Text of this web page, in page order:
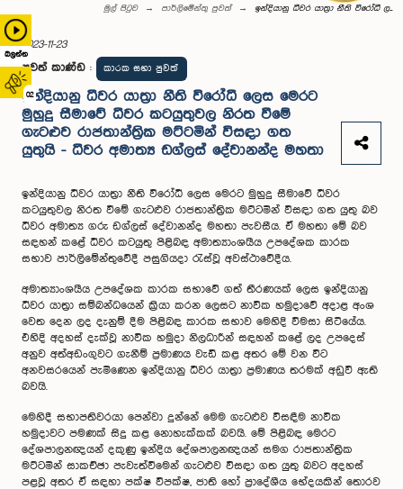
බලන්න
02
මුල් පිටුව පාර්ලි‌මේන්තු පුවත් ඉන්දියානු ධීවර යාත්‍රා නීති විරෝධී ල...
2023-11-23
පුවත් කාණ්ඩ : කාරක සභා පුවත්
ඉන්දියානු ධීවර යාත්‍රා නීති විරෝධී ලෙස මෙරට
මුහුදු සීමාවේ ධීවර කටයුතුවල නිරත වීමේ
ගැටළුව රාජතාන්ත්‍රික මට්ටමින් විසඳා ගත
යුතුයි - ධීවර අමාත්‍ය ඩග්ලස් දේවානන්ද මහතා
ඉන්දියානු ධීවර යාත්‍රා නීති විරෝධී ලෙස මෙරට මුහුදු සීමාවේ ධීවර
කටයුතුවල නිරත වීමේ ගැටළුව රාජතාන්ත්‍රික මට්ටමින් විසඳා ගත යුතු බව
ධීවර අමාත්‍ය ගරු ඩග්ලස් දේවානන්ද මහතා පැවසීය. ඒ මහතා මේ බව
සඳහන් කළේ ධීවර කටයුතු පිළිබඳ අමාත්‍යාංශයීය උපදේශක කාරක
සභාව පාර්ලිමේන්තුවේදී පසුගියදා රැස්වූ අවස්ථාවේදීය.
අමාත්‍යාංශයීය උපදේශක කාරක සභාවේ ගත් තීරණයක් ලෙස ඉන්දියානු
ධීවර යාත්‍රා සම්බන්ධයෙන් ක්‍රියා කරන ලෙසට නාවික හමුදාවේ අදාළ අංශ
වෙත දෙන ලද දැනුම් දීම පිළිබඳ ‍කාරක සභාව මෙහිදි විමසා සිටියේය.
එහිදි අදහස් දැක්වූ නාවික හමුදා නිලධාරීන් සඳහන් කළේ ලද උපදෙස්
අනුව අත්අඩංගුවට ගැනීම් ප්‍රමාණය වැඩි කළ අතර මේ වන විට
අනවසරයෙන් පැමිණෙන ඉන්දියානු ධීවර යාත්‍රා ප්‍රමාණය තරමක් අඩුවී ඇති
බවයි.
මෙහිදී සභාපතිවරයා පෙන්වා දුන්නේ මෙම ගැටළුව විසඳීම නාවික
හමුදාවට පමණක් සිදු කළ නොහැක්කක් බවයි. මේ පිළිබඳ මෙරට
දේශපාලනඥයන් දකුණු ඉන්දිය දේශපාලනඥයන් සමග රාජතාන්ත්‍රික
මට්ටමින් සාකච්ඡා පැවැත්වීමෙන් ගැටළුව විසඳා ගත යුතු බවට අදහස්
පළවූ අතර ඒ සඳහා පක්ෂ විපක්ෂ, ජාති හෝ ප්‍රාදේශීය භේදයකින් තොරව